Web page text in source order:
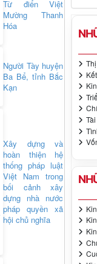
Từ điển Việt
Mường Thanh
Hóa
Người Tày huyện
Ba Bể, tỉnh Bắc
Kạn
Xây dựng và
hoàn thiện hệ
thống pháp luật
Việt Nam trong
bối cảnh xây
dựng nhà nước
pháp quyền xã
hội chủ nghĩa